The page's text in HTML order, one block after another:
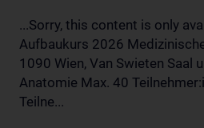
...Sorry, this content is only
Aufbaukurs 2026
1090 Wien, Van Swieten Saal
Anatomie Max. 40
Teilne...